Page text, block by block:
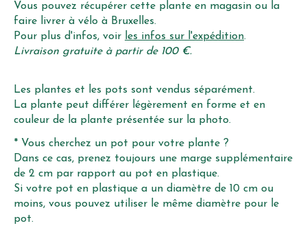
Vous pouvez récupérer cette plante en magasin ou la
faire livrer à vélo à Bruxelles.
Pour plus d'infos, voir les infos sur l'expédition.
Livraison gratuite à partir de 100 €.
Les plantes et les pots sont vendus séparément.
La plante peut différer légèrement en forme et en
couleur de la plante présentée sur la photo.
* Vous cherchez un pot pour votre plante ?
Dans ce cas, prenez toujours une marge supplémentaire
de 2 cm par rapport au pot en plastique.
Si votre pot en plastique a un diamètre de 10 cm ou
moins, vous pouvez utiliser le même diamètre pour le
pot.